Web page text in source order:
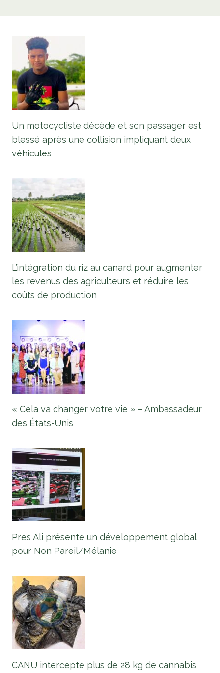
Un motocycliste décède et son passager est
blessé après une collision impliquant deux
véhicules
L’intégration du riz au canard pour augmenter
les revenus des agriculteurs et réduire les
coûts de production
« Cela va changer votre vie » – Ambassadeur
des États-Unis
Pres Ali présente un développement global
pour Non Pareil/Mélanie
CANU intercepte plus de 28 kg de cannabis